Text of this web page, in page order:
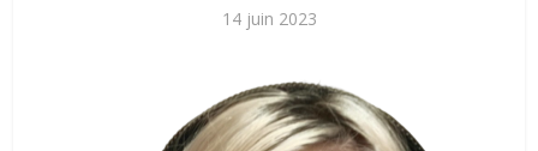
14 juin 2023